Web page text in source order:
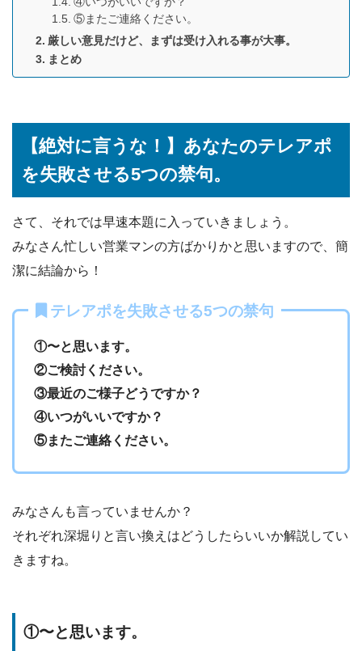
⑤またご連絡ください。
厳しい意見だけど、まずは受け入れる事が大事。
まとめ
【絶対に言うな！】あなたのテレアポ
を失敗させる5つの禁句。
さて、それでは早速本題に入っていきましょう。
みなさん忙しい営業マンの方ばかりかと思いますので、簡
潔に結論から！
テレアポを失敗させる5つの禁句
①〜と思います。
②ご検討ください。
③最近のご様子どうですか？
④いつがいいですか？
⑤またご連絡ください。
みなさんも言っていませんか？
それぞれ深堀りと言い換えはどうしたらいいか解説してい
きますね。
①〜と思います。